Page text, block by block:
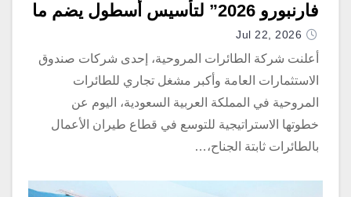
فارنبورو 2026” لتأسيس أسطول يضم ما
يصل إلى 60 طائرة نفاثة جديدة متطورة
Jul 22, 2026
أعلنت شركة الطائرات المروحية، إحدى شركات صندوق
الاستثمارات العامة وأكبر مشغل تجاري للطائرات
المروحية في المملكة العربية السعودية، اليوم عن
خطوتها الاستراتيجية للتوسع في قطاع طيران الأعمال
بالطائرات ثابتة الجناح،…